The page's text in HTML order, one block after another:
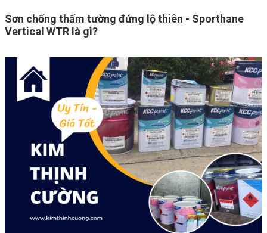
Sơn chống thấm tường đứng lộ thiên - Sporthane
Vertical WTR là gì?